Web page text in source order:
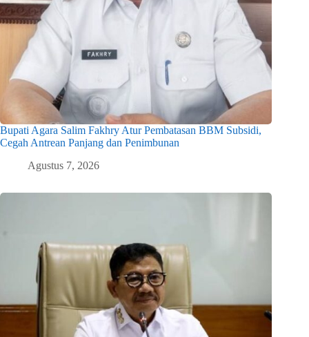
Bupati Agara Salim Fakhry Atur Pembatasan BBM Subsidi,
Cegah Antrean Panjang dan Penimbunan
Agustus 7, 2026